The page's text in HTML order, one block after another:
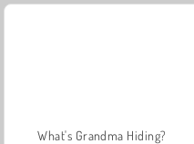
What's Grandma Hiding?